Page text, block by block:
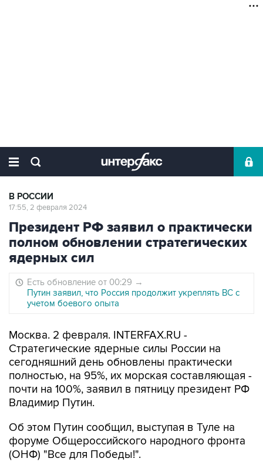
В РОССИИ
17:55, 2 февраля 2024
Президент РФ заявил о практически
полном обновлении стратегических
ядерных сил
Есть обновление от 00:29 →
Путин заявил, что Россия продолжит укреплять ВС с
учетом боевого опыта
Москва. 2 февраля. INTERFAX.RU -
Стратегические ядерные силы России на
сегодняшний день обновлены практически
полностью, на 95%, их морская составляющая -
почти на 100%, заявил в пятницу президент РФ
Владимир Путин.
Об этом Путин сообщил, выступая в Туле на
форуме Общероссийского народного фронта
(ОНФ) "Все для Победы!".